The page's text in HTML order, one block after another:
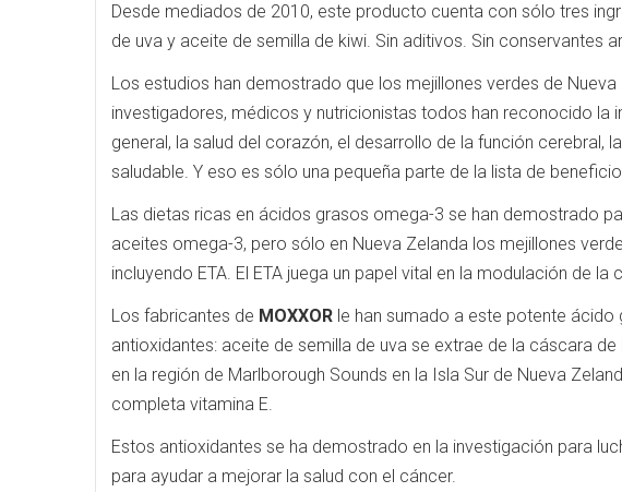
Desde mediados de 2010, este producto cuenta con sólo tres
de uva y aceite de semilla de kiwi. Sin aditivos. Sin conservantes
Los estudios han demostrado que los mejillones verdes de
investigadores, médicos y nutricionistas todos han reconocido
general, la salud del corazón, el desarrollo de la función cerebral,
saludable. Y eso es sólo una pequeña parte de la lista de
Las dietas ricas en ácidos grasos omega-3 se han demostrado
aceites omega-3, pero sólo en Nueva Zelanda los mejillones
incluyendo ETA. El ETA juega un papel vital en la modulación de
Los fabricantes de MOXXOR le han sumado a este potente
antioxidantes: aceite de semilla de uva se extrae de la cáscara
en la región de Marlborough Sounds en la Isla Sur de Nueva
completa vitamina E.
Estos antioxidantes se ha demostrado en la investigación para
para ayudar a mejorar la salud con el cáncer.